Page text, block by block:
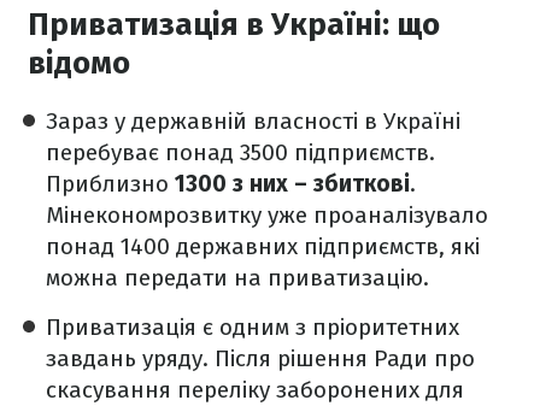
Приватизація в Україні: що
відомо
Зараз у державній власності в Україні
перебуває понад 3500 підприємств.
Приблизно 1300 з них – збиткові.
Мінекономрозвитку уже проаналізувало
понад 1400 державних підприємств, які
можна передати на приватизацію.
Приватизація є одним з пріоритетних
завдань уряду. Після рішення Ради про
скасування переліку заборонених для